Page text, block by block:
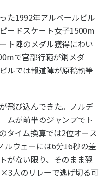
ぶ
ス
合わせ・お申し込み
ニュース」
究
た1992年アルベールビル
ードスケート女子1500m
ト陣のメダル獲得にわい
で宮部行範が銅メダ
ルでは報道陣が原稿執筆
飛び込んできた。ノルデ
ムが前半のジャンプでト
タイム換算では2位オース
ルウェーには6分16秒の差
がない限り、そのまま翌
3人のリレーで逃げ切る可